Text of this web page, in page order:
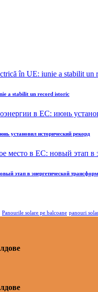
a stabilit un record istoric
установил исторический рекорд
этап в энергетической
Panourile solare pe balcoane panouri